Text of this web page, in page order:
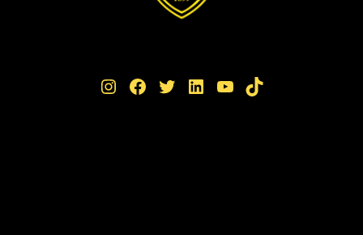
Instagram Facebook Twitter LinkedIn YouTube TikTok